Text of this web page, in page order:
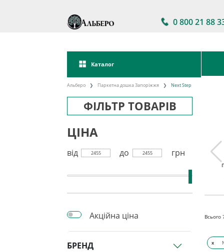
0 800 21 88
Каталог
Альберо Паркетна дошка Запоріжжя Next Step
ФІЛЬТР ТОВАРІВ
ЦІНА
від 2455 до 2455 грн
Акційна ціна
БРЕНД
Україна
дошку
Всього
x